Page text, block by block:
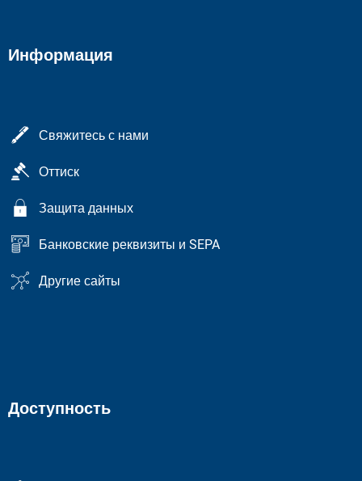
Информация
Свяжитесь с нами
Оттиск
Защита данных
Банковские реквизиты и SEPA
Другие сайты
Доступность